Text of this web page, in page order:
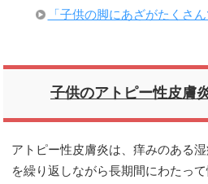
「子供の脚にあざがたくさ
子供のアトピー性皮膚
アトピー性皮膚炎は、痒みのある
を繰り返しながら長期間にわたっ